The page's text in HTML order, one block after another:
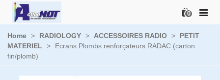
0
Home > RADIOLOGY > ACCESSOIRES RADIO >
PETIT
MATERIEL
>
Ecrans Plombs renforçateurs RADAC (carton
fin/plomb)